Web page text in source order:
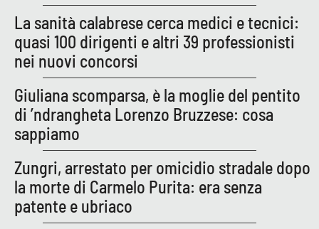
La sanità calabrese cerca medici e tecnici:
quasi 100 dirigenti e altri 39 professionisti
nei nuovi concorsi
Giuliana scomparsa, è la moglie del pentito
di ’ndrangheta Lorenzo Bruzzese: cosa
sappiamo
Zungri, arrestato per omicidio stradale dopo
la morte di Carmelo Purita: era senza
patente e ubriaco